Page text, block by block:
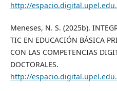
http://
Meneses, N. S. (2025b).
TIC EN EDUCACIÓN BÁSICA
CON LAS COMPETENCIAS
DOCTORALES.
http://